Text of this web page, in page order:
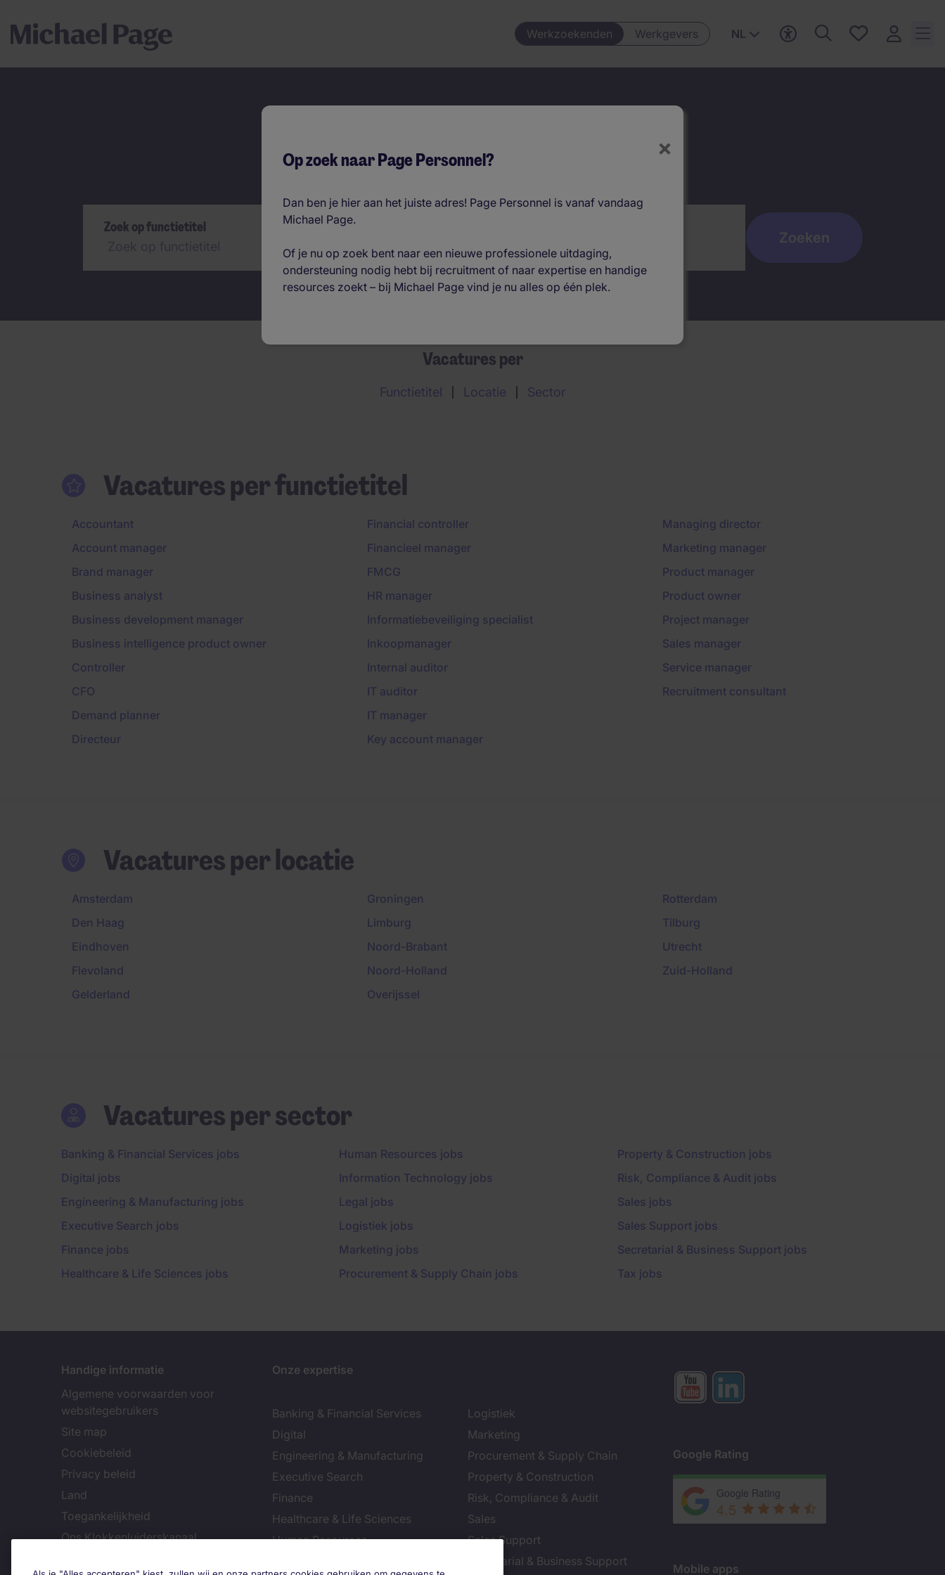
Werkzoekenden Werkgevers NL
Favorieten,
Opgeslagen
Zoek op functietitel
Vacatures per
Functietitel Locatie Sector
Vacatures per functietitel
Accountant
Account manager
Brand manager
Business analyst
Business development manager
Business intelligence product owner
Controller
CFO
Demand planner
Directeur
Financial controller
Financieel manager
FMCG
HR manager
Informatiebeveiliging specialist
Inkoopmanager
Internal auditor
IT auditor
IT manager
Key account manager
Managing director
Marketing manager
Product manager
Product owner
Project manager
Sales manager
Service manager
Recruitment consultant
Vacatures per locatie
Amsterdam
Den Haag
Eindhoven
Flevoland
Gelderland
Groningen
Limburg
Noord-Brabant
Noord-Holland
Overijssel
Rotterdam
Tilburg
Utrecht
Zuid-Holland
Vacatures per sector
Banking & Financial Services jobs
Digital jobs
Engineering & Manufacturing jobs
Executive Search jobs
Finance jobs
Healthcare & Life Sciences jobs
Human Resources jobs
Information Technology jobs
Legal jobs
Logistiek jobs
Marketing jobs
Procurement & Supply Chain jobs
Property & Construction jobs
Risk, Compliance & Audit jobs
Sales jobs
Sales Support jobs
Secretarial & Business Support jobs
Tax jobs
×
Op zoek naar Page Personnel?
Dan ben je hier aan het juiste adres! Page Personnel is vanaf vandaag
Michael Page.
Of je nu op zoek bent naar een nieuwe professionele uitdaging,
ondersteuning nodig hebt bij recruitment of naar expertise en handige
resources zoekt – bij Michael Page vind je nu alles op één plek.
Handige informatie
Algemene voorwaarden voor
websitegebruikers
Site map
Cookiebeleid
Privacy beleid
Land
Toegankelijkheid
Ons Klokkenluiderskanaal
Onze expertise
Banking & Financial Services
Digital
Engineering & Manufacturing
Executive Search
Finance
Healthcare & Life Sciences
Human Resources
Logistiek
Marketing
Procurement & Supply Chain
Property & Construction
Risk, Compliance & Audit
Sales
Sales Support
Secretarial & Business Support
Google Rating
Google Rating
4.5
Mobile apps